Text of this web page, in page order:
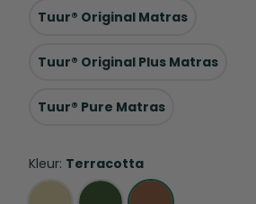
Tuur® Original Matras
Tuur® Original Plus Matras
Tuur® Pure Matras
Kleur: Terracotta